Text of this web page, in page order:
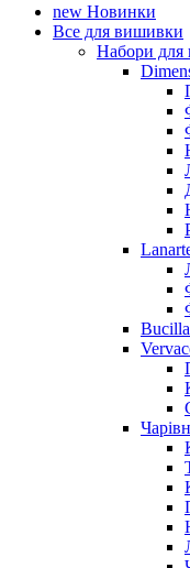
new Новинки
Все для вишивки
Набори для